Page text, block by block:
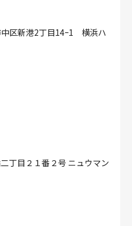
区新港2丁目14ｰ1 横浜ハ
丁目２１番２号 ニュウマン